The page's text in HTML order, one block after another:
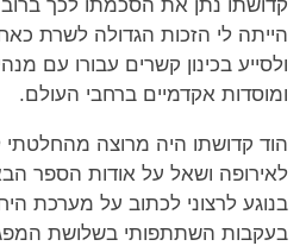
קדושתו נתן את הסכמתו לכך ברוב
הייתה לי הזכות הגדולה לשרת
ולסייע בכינון קשרים עבורו עם
ומוסדות אקדמיים ברחבי העולם.
הוד קדושתו היה מרוצה
לאירופה ושאל על אודות הספר
בנוגע לרצוני לכתוב על מערכת
בעקבות השתתפותי בשלושת